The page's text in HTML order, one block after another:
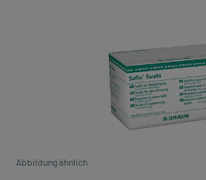
Abbildung ähnlich